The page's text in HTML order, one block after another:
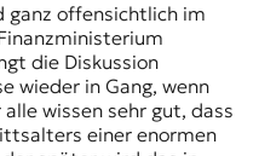
ganz offensichtlich im
die Diskussion
wieder in Gang, wenn
wissen sehr gut, dass
einer enormen